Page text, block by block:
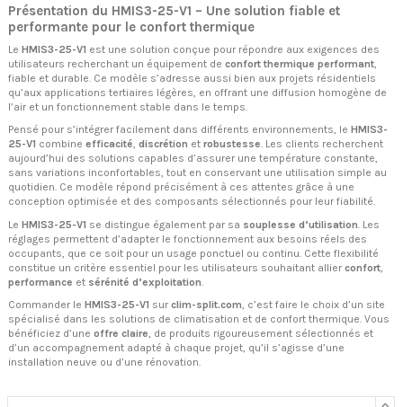
Présentation du HMIS3-25-V1 – Une solution fiable et
performante pour le confort thermique
Le HMIS3-25-V1 est une solution conçue pour répondre aux exigences des
utilisateurs recherchant un équipement de confort thermique performant
fiable et durable. Ce modèle s’adresse aussi bien aux projets résidentiels
qu’aux applications tertiaires légères, en offrant une diffusion homogène de
l’air et un fonctionnement stable dans le temps.
Pensé pour s’intégrer facilement dans différents environnements, le HMIS3-
25-V1 combine efficacité, discrétion et robustesse. Les clients recherchent
aujourd’hui des solutions capables d’assurer une température constante,
sans variations inconfortables, tout en conservant une utilisation simple au
quotidien. Ce modèle répond précisément à ces attentes grâce à une
conception optimisée et des composants sélectionnés pour leur fiabilité.
Le HMIS3-25-V1 se distingue également par sa souplesse d’utilisation . Les
réglages permettent d’adapter le fonctionnement aux besoins réels des
occupants, que ce soit pour un usage ponctuel ou continu. Cette flexibilité
constitue un critère essentiel pour les utilisateurs souhaitant allier confort
performance et sérénité d’exploitation
Commander le HMIS3-25-V1 sur clim-split.com, c’est faire le choix d’un site
spécialisé dans les solutions de climatisation et de confort thermique. Vous
bénéficiez d’une offre claire, de produits rigoureusement sélectionnés et
d’un accompagnement adapté à chaque projet, qu’il s’agisse d’une
installation neuve ou d’une rénovation.